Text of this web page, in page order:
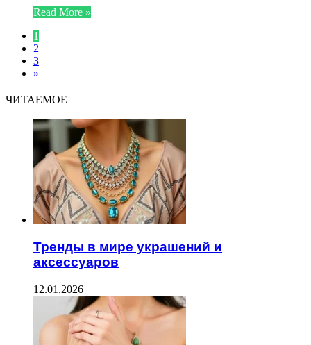
Read More »
1
2
3
»
ЧИТАЕМОЕ
Тренды в мире украшений и
аксессуаров
12.01.2026